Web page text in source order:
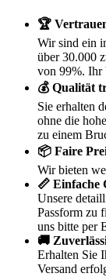
🏆
Wir sind ein
über 30.000
von 99%. Ihr
💰 Qualität
Sie erhalten
ohne die
zu einem
📦 Faire
Wir bieten
📏 Einfache
Unsere
Passform zu
uns bitte per
🚚
Erhalten Sie
Versand